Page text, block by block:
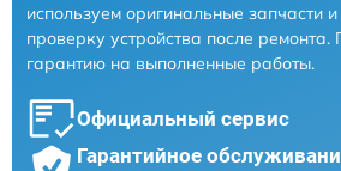
используем оригинальные запчасти
проверку устройства после
гарантию на выполненные работы.
Официальный сервис
Гарантийное